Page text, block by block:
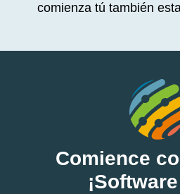
comienza tú también
Comience